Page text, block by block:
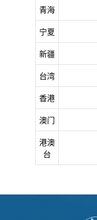
青海
宁夏
新疆
台湾
香港
澳门
港澳
台